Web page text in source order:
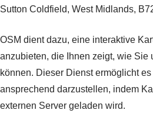
Sutton Coldfield, West Midlands,
OSM dient dazu, eine interaktive
anzubieten, die Ihnen zeigt, wie Sie
können. Dieser Dienst ermöglicht
ansprechend darzustellen, indem
externen Server geladen wird.